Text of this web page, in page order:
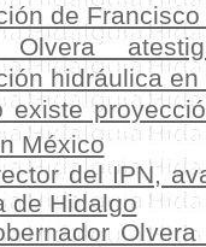
de Francisco
Olvera
hidráulica
existe
México
del IPN,
de Hidalgo